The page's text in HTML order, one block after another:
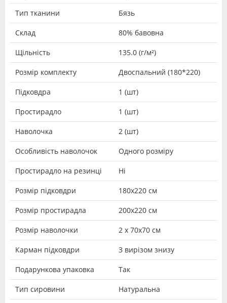
Тип тканини Бязь
Склад 80% бавовна
Щільність 135.0 (г/м²)
Розмір комплекту Двоспальний (180*220)
Підковдра 1 (шт)
Простирадло 1 (шт)
Наволочка 2 (шт)
Особливість наволочок Одного розміру
Простирадло на резинці Ні
Розмір підковдри 180х220 см
Розмір простирадла 200х220 см
Розмір наволочки 2 х 70х70 см
Карман підковдри З вирізом знизу
Подарункова упаковка Так
Тип сировини Натуральна